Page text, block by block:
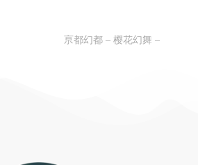
亰都幻都 – 樱花幻舞 –